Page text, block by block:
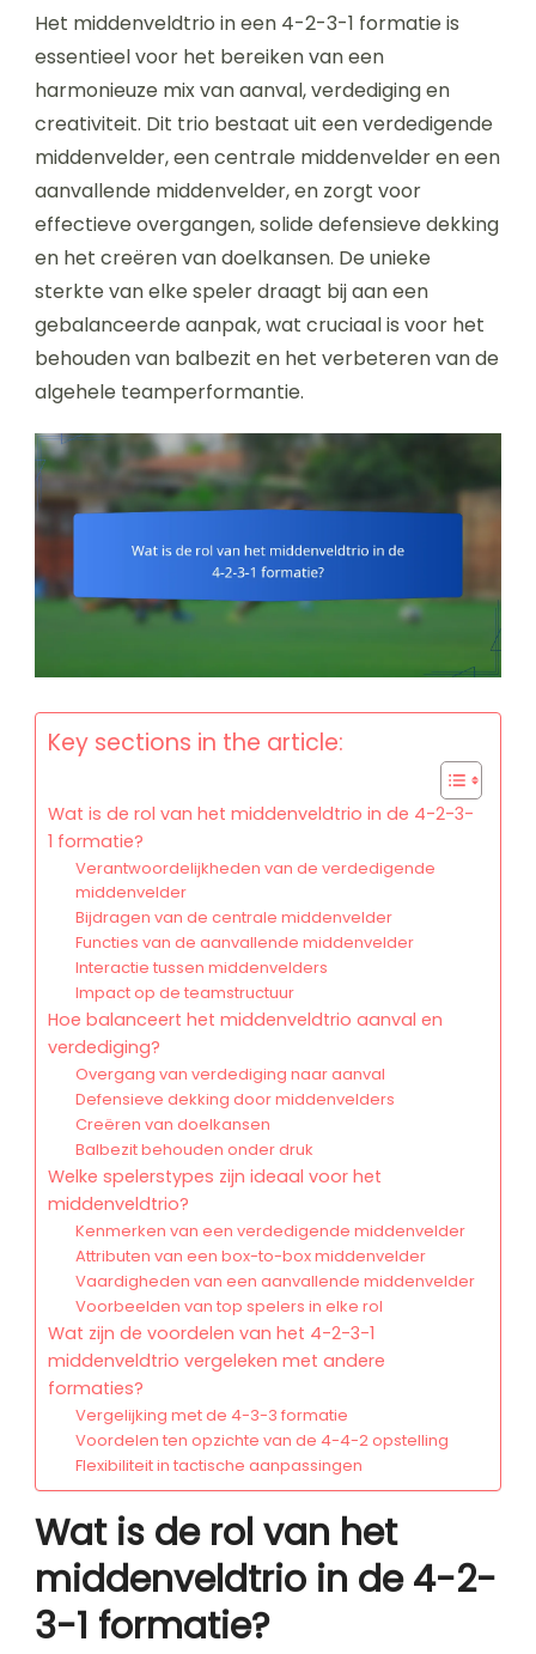
Het middenveldtrio in een 4-2-3-1 formatie is
essentieel voor het bereiken van een
harmonieuze mix van aanval, verdediging en
creativiteit. Dit trio bestaat uit een verdedigende
middenvelder, een centrale middenvelder en een
aanvallende middenvelder, en zorgt voor
effectieve overgangen, solide defensieve dekking
en het creëren van doelkansen. De unieke
sterkte van elke speler draagt bij aan een
gebalanceerde aanpak, wat cruciaal is voor het
behouden van balbezit en het verbeteren van de
algehele teamperformantie.
Key sections in the article:
Wat is de rol van het middenveldtrio in de 4-2-3-
1 formatie?
Verantwoordelijkheden van de verdedigende
middenvelder
Bijdragen van de centrale middenvelder
Functies van de aanvallende middenvelder
Interactie tussen middenvelders
Impact op de teamstructuur
Hoe balanceert het middenveldtrio aanval en
verdediging?
Overgang van verdediging naar aanval
Defensieve dekking door middenvelders
Creëren van doelkansen
Balbezit behouden onder druk
Welke spelerstypes zijn ideaal voor het
middenveldtrio?
Kenmerken van een verdedigende middenvelder
Attributen van een box-to-box middenvelder
Vaardigheden van een aanvallende middenvelder
Voorbeelden van top spelers in elke rol
Wat zijn de voordelen van het 4-2-3-1
middenveldtrio vergeleken met andere
formaties?
Vergelijking met de 4-3-3 formatie
Voordelen ten opzichte van de 4-4-2 opstelling
Flexibiliteit in tactische aanpassingen
Wat is de rol van het
middenveldtrio in de 4-2-
3-1 formatie?